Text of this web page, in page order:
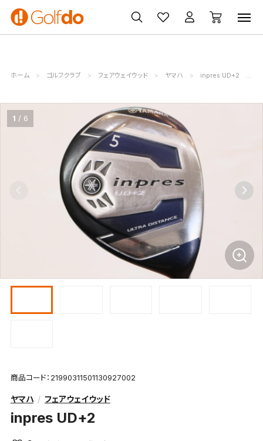
ゴルフ
クラブ
ゴルフ用品
買取
無料査定
クーポン
一覧
ホーム ゴルフクラブ フェアウェイウッド ヤマハ inpres UD+2
1 6
商品コード：21990311501130927002
ヤマハ フェアウェイウッド
inpres UD+2